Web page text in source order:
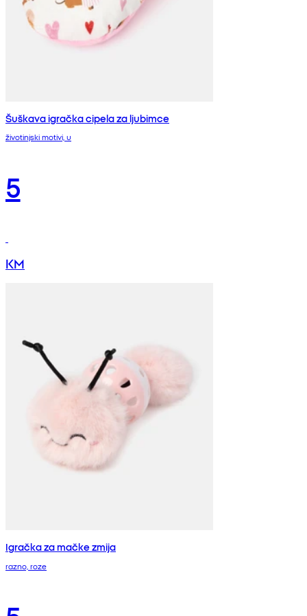
Šuškava igračka cipela za ljubimce
životinjski motivi, u
5
KM
Igračka za mačke zmija
razno, roze